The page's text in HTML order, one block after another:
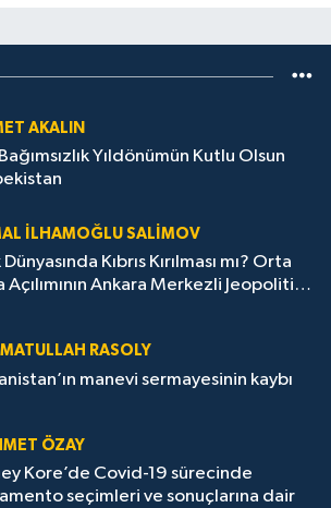
AKALIN
Yıldönümün Kutlu Olsun
İLHAMOĞLU SALIMOV
Dünyasında Kıbrıs Kırılması mı? Orta
Açılımının Ankara Merkezli Jeopolitik
RASOLY
manevi sermayesinin kaybı
ÖZAY
Kore’de Covid-19 sürecinde
seçimleri ve sonuçlarına dair